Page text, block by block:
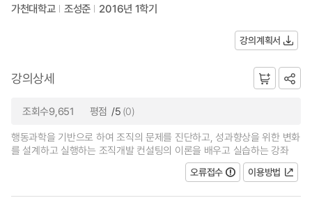
가천대학교 조성준 2016년 1학기
강의계획서
강의상세
조회수9,651 평점 /5 (0)
행동과학을 기반으로 하여 조직의 문제를 진단하고, 성과향상을 위한 변화
를 설계하고 실행하는 조직개발 컨설팅의 이론을 배우고 실습하는 강좌
오류접수
이용방법